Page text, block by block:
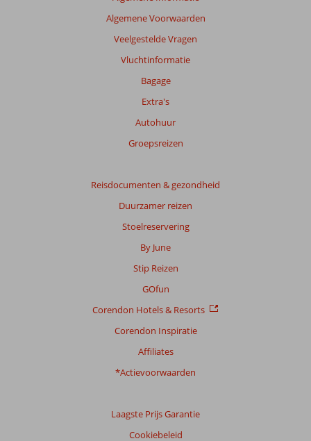
Algemene Voorwaarden
Veelgestelde Vragen
Vluchtinformatie
Bagage
Extra's
Autohuur
Groepsreizen
Reisdocumenten & gezondheid
Duurzamer reizen
Stoelreservering
By June
Stip Reizen
GOfun
Corendon Hotels & Resorts
Corendon Inspiratie
Affiliates
*Actievoorwaarden
Laagste Prijs Garantie
Cookiebeleid